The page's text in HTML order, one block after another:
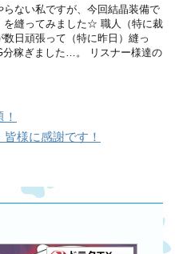
らない私ですが、今回結晶装備で
を縫ってみました☆ 職人（特に裁
日頑張って（特に昨日）縫っ
分稼ぎました…。 リスナー様達の
様に感謝です！